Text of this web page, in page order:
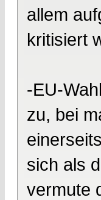
allem
kritisiert
-EU-
zu, bei
sich als
vermute